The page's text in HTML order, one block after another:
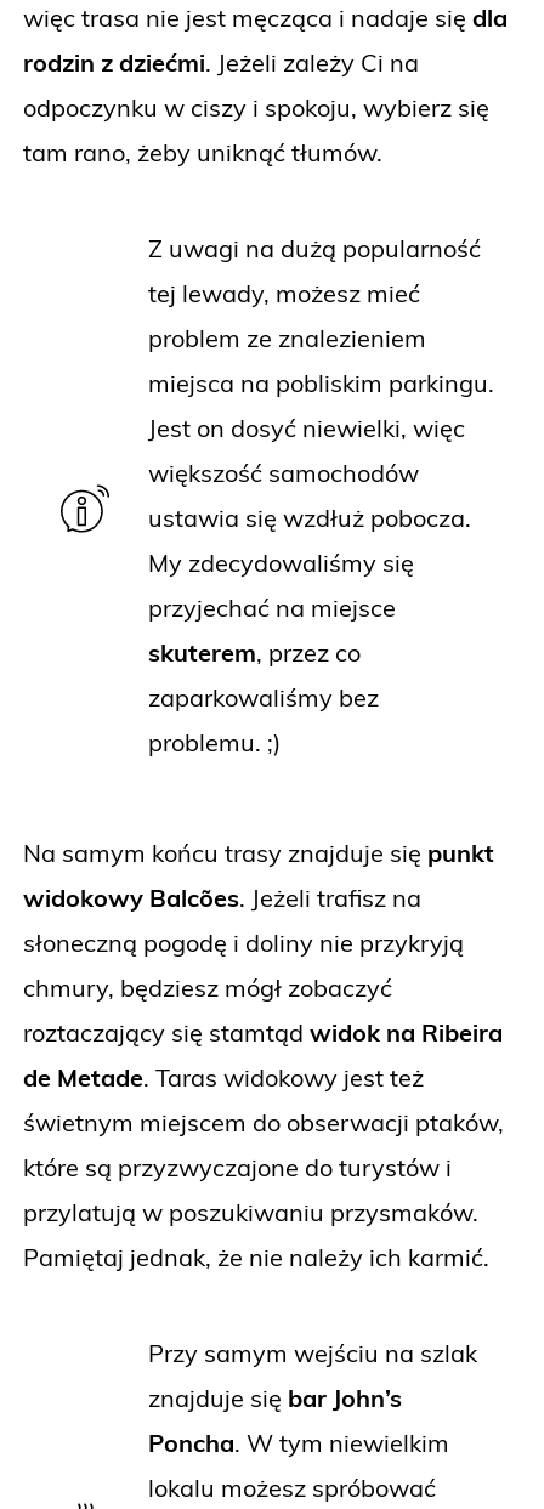
więc trasa nie jest męcząca i nadaje się dla
rodzin z dziećmi. Jeżeli zależy Ci na
odpoczynku w ciszy i spokoju, wybierz się
tam rano, żeby uniknąć tłumów.
Z uwagi na dużą popularność
tej lewady, możesz mieć
problem ze znalezieniem
miejsca na pobliskim parkingu.
Jest on dosyć niewielki, więc
większość samochodów
ustawia się wzdłuż pobocza.
My zdecydowaliśmy się
przyjechać na miejsce
skuterem, przez co
zaparkowaliśmy bez
problemu. ;)
Na samym końcu trasy znajduje się punkt
widokowy Balcões. Jeżeli trafisz na
słoneczną pogodę i doliny nie przykryją
chmury, będziesz mógł zobaczyć
roztaczający się stamtąd widok na Ribeira
de Metade. Taras widokowy jest też
świetnym miejscem do obserwacji ptaków,
które są przyzwyczajone do turystów i
przylatują w poszukiwaniu przysmaków.
Pamiętaj jednak, że nie należy ich karmić.
Przy samym wejściu na szlak
znajduje się bar John’s
Poncha. W tym niewielkim
lokalu możesz spróbować